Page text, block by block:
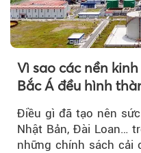
Vì sao các nền
Bắc Á đều hình
nghiệp Quốc gia?
Điều gì đã tạo nên
Nhật Bản, Đài Loan…
những chính sách cải